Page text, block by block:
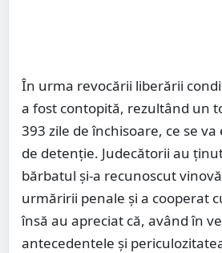
În urma revocării liberării
a fost contopită, rezultând un
393 zile de închisoare, ce se
de detenție. Judecătorii au
bărbatul și-a recunoscut
urmăririi penale și a cooperat
însă au apreciat că, având în
antecedentele și